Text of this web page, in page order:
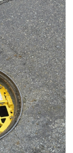
영암군민속씨름단 '영민씨', 111회 우승…영암 대표 …